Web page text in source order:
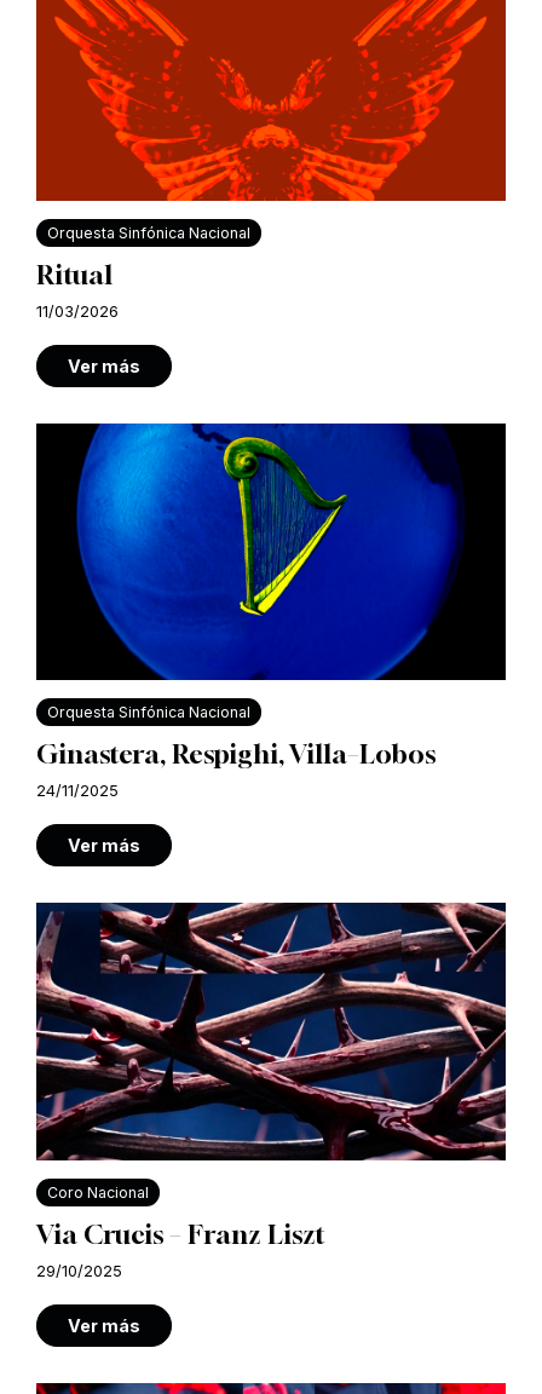
Orquesta Sinfónica Nacional
Ritual
11/03/2026
Ver más
Orquesta Sinfónica Nacional
Ginastera, Respighi, Villa–Lobos
24/11/2025
Ver más
Coro Nacional
Via Crucis – Franz Liszt
29/10/2025
Ver más